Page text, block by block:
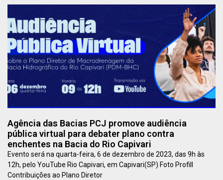
Agência das Bacias PCJ promove audiência
pública virtual para debater plano contra
enchentes na Bacia do Rio Capivari
Evento será na quarta-feira, 6 de dezembro de 2023, das 9h às
12h, pelo YouTube Rio Capivari, em Capivari(SP) Foto Profill
Contribuições ao Plano Diretor